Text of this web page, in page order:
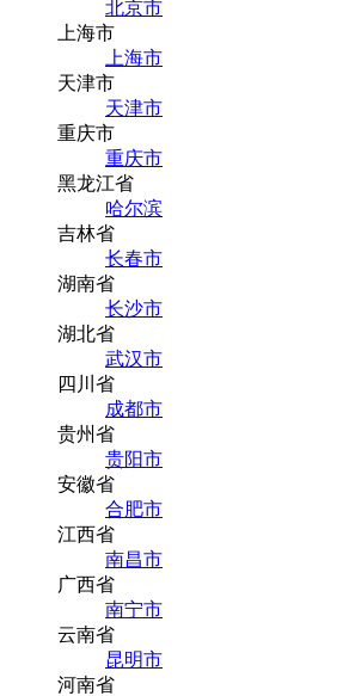
北京市
上海市
上海市
天津市
天津市
重庆市
重庆市
黑龙江省
哈尔滨
吉林省
长春市
湖南省
长沙市
湖北省
武汉市
四川省
成都市
贵州省
贵阳市
安徽省
合肥市
江西省
南昌市
广西省
南宁市
云南省
昆明市
河南省